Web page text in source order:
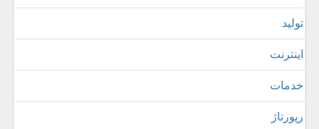
تولید
اینترنت
خدمات
رپورتاژ